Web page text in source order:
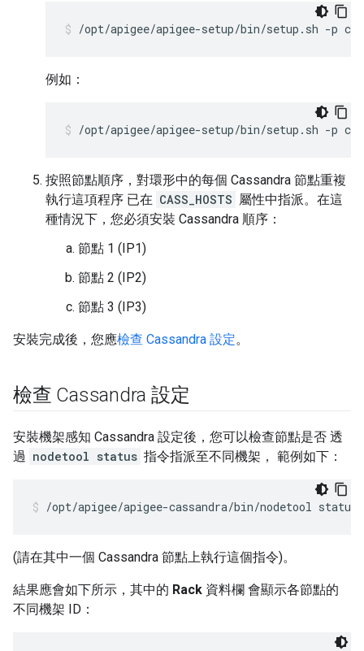
/opt/apigee/apigee-setup/bin/setup.sh -p
例如：
/opt/apigee/apigee-setup/bin/setup.sh -p
按照節點順序，對環形中的每個 Cassandra 節點重複
執行這項程序 已在 CASS_HOSTS 屬性中指派。在這
種情況下，您必須安裝 Cassandra 順序：
節點 1 (IP1)
節點 2 (IP2)
節點 3 (IP3)
安裝完成後，您應檢查 Cassandra 設定。
檢查 Cassandra 設定
安裝機架感知 Cassandra 設定後，您可以檢查節點是否 透
過 nodetool status 指令指派至不同機架， 範例如下：
/opt/apigee/apigee-cassandra/bin/nodetool status
(請在其中一個 Cassandra 節點上執行這個指令)。
結果應會如下所示，其中的 Rack 資料欄 會顯示各節點的
不同機架 ID：